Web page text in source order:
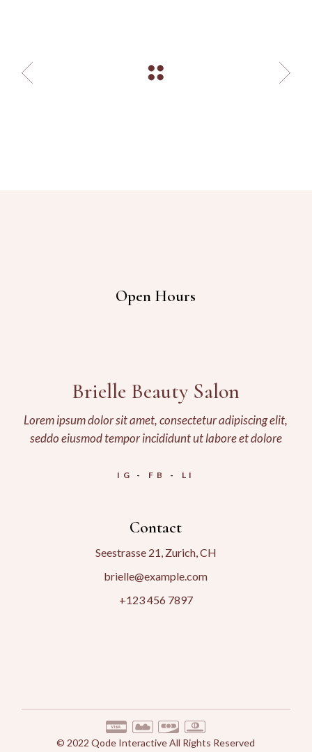
Open Hours
Brielle Beauty Salon
Lorem ipsum dolor sit amet, consectetur adipiscing elit,
seddo eiusmod tempor incididunt ut labore et dolore
IG FB LI
Contact
Seestrasse 21, Zurich, CH
brielle@example.com
+123 456 7897
© 2022Qode InteractiveAll Rights Reserved